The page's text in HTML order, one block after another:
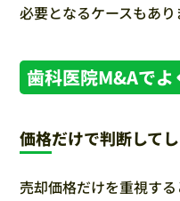
必要となるケースもあり
歯科医院M&Aでよ
価格だけで判断して
売却価格だけを重視す